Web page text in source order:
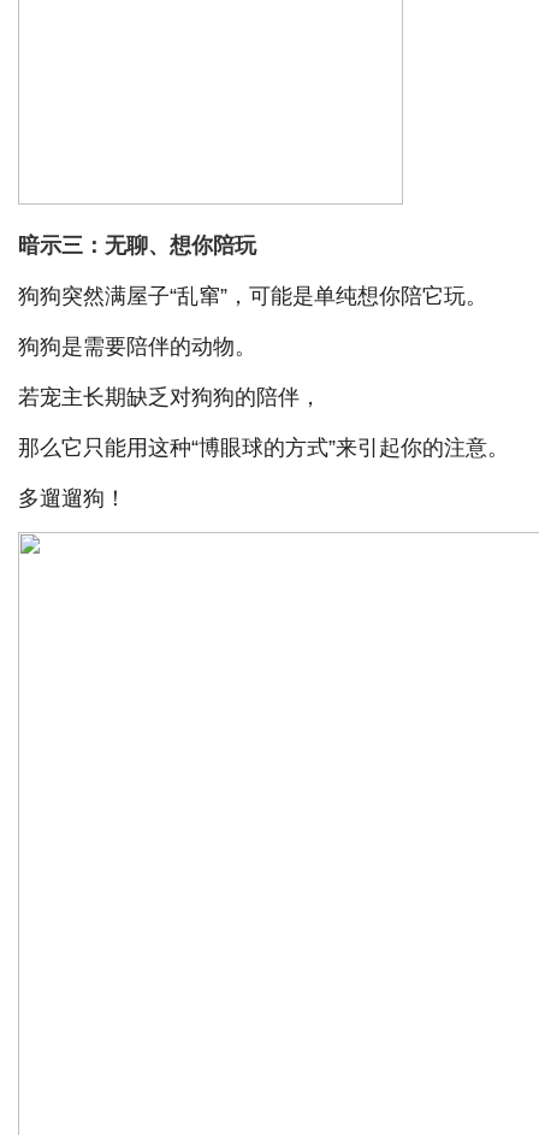
暗示三：无聊、想你陪玩
狗狗突然满屋子“乱窜” ，可能是单纯想你陪它玩。
狗狗是需要陪伴的动物。
若宠主长期缺乏对狗狗的陪伴，
那么它只能用这种“博眼球的方式”来引起你的注意。
多遛遛狗！